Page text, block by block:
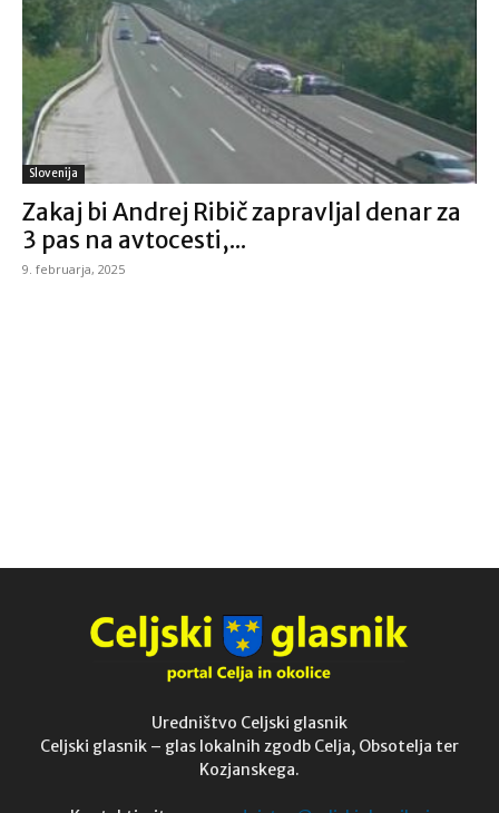
Slovenija
Zakaj bi Andrej Ribič zapravljal denar za
3 pas na avtocesti,...
9. februarja, 2025
Uredništvo Celjski glasnik
Celjski glasnik – glas lokalnih zgodb Celja, Obsotelja ter
Kozjanskega.